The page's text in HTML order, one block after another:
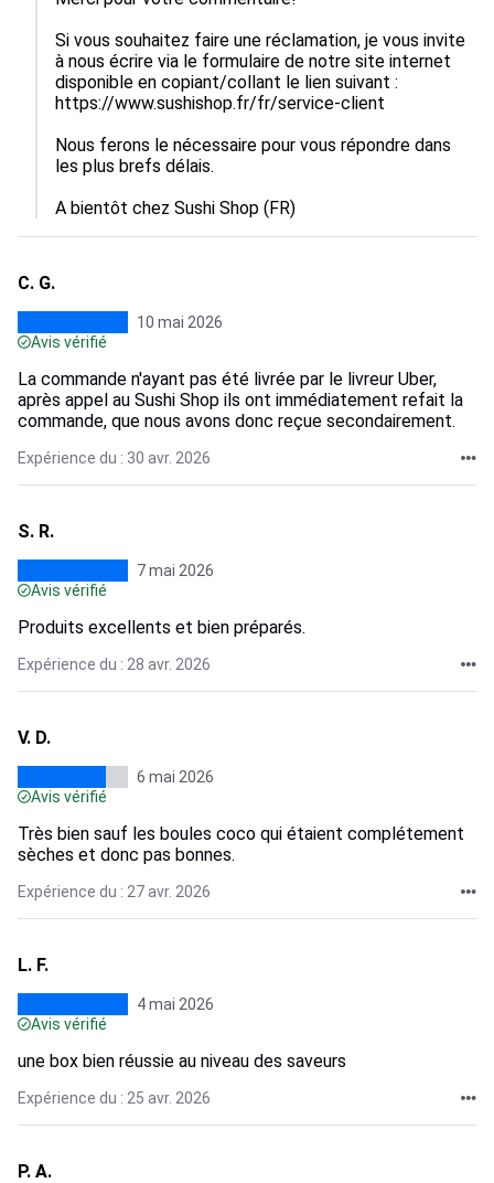
Si vous souhaitez faire une réclamation, je vous invite
à nous écrire via le formulaire de notre site internet
disponible en copiant/collant le lien suivant :
https://www.sushishop.fr/fr/service-client
Nous ferons le nécessaire pour vous répondre dans
les plus brefs délais.
A bientôt chez Sushi Shop (FR)
C. G.
10 mai 2026
Avis vérifié
La commande n'ayant pas été livrée par le livreur Uber,
après appel au Sushi Shop ils ont immédiatement refait la
commande, que nous avons donc reçue secondairement.
Expérience du : 30 avr. 2026
S. R.
7 mai 2026
Avis vérifié
Produits excellents et bien préparés.
Expérience du : 28 avr. 2026
V. D.
6 mai 2026
Avis vérifié
Très bien sauf les boules coco qui étaient complétement
sèches et donc pas bonnes.
Expérience du : 27 avr. 2026
L. F.
4 mai 2026
Avis vérifié
une box bien réussie au niveau des saveurs
Expérience du : 25 avr. 2026
P. A.